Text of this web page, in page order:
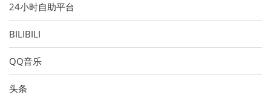
24小时自助平台
BILIBILI
QQ音乐
头条